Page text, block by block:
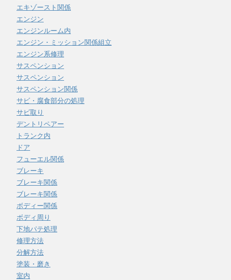
エキゾースト関係
エンジン
エンジンルーム内
エンジン・ミッション関係組立
エンジン系修理
サスペンション
サスペンション
サスペンション関係
サビ・腐食部分の処理
サビ取り
デントリペアー
トランク内
ドア
フューエル関係
ブレーキ
ブレーキ関係
ブレーキ関係
ボディー関係
ボディ周り
下地パテ処理
修理方法
分解方法
塗装・磨き
室内